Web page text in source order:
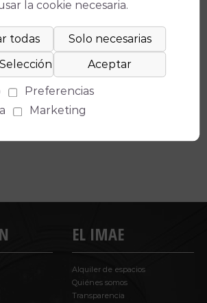
relacionados
un evento relacionado.
EL IMAE
Alquiler de espacios
Quiénes somos
Transparencia
la cookie necesaria.
Preferencias
Marketing